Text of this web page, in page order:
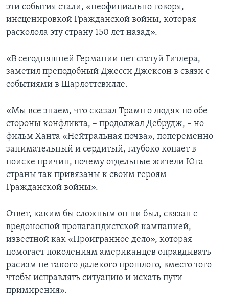
эти события стали, «неофициально говоря,
инсценировкой Гражданской войны, которая
расколола эту страну 150 лет назад».
«В сегодняшней Германии нет статуй Гитлера, –
заметил преподобный Джесси Джексон в связи с
событиями в Шарлоттсвилле.
«Мы все знаем, что сказал Трамп о людях по обе
стороны конфликта, – продолжал Дебрудж, – но
фильм Ханта «Нейтральная почва», попеременно
занимательный и сердитый, глубоко копает в
поиске причин, почему отдельные жители Юга
страны так привязаны к своим героям
Гражданской войны».
Ответ, каким бы сложным он ни был, связан с
вредоносной пропагандистской кампанией,
известной как «Проигранное дело», которая
помогает поколениям американцев оправдывать
расизм не такого далекого прошлого, вместо того
чтобы исправлять ситуацию и искать пути
примирения».